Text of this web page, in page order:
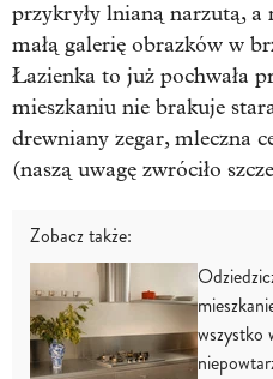
przykryły lnianą narzutą, a
małą galerię obrazków w
Łazienka to już pochwała
mieszkaniu nie brakuje
drewniany zegar, mleczna
(naszą uwagę zwróciło
Zobacz także:
wszystko